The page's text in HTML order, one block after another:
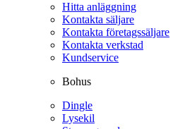
Hitta anläggning
Kontakta säljare
Kontakta företagssäljare
Kontakta verkstad
Kundservice
Bohus
Dingle
Lysekil